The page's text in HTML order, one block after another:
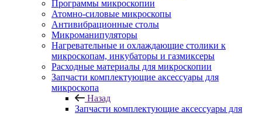
Программы микроскопии
Атомно-силовые микроскопы
Антивибрационные столы
Микроманипуляторы
Нагревательные и охлаждающие столики к
микроскопам, инкубаторы и газмиксеры
Расходные материалы для микроскопии
Запчасти комплектующие аксессуары для
микроскопа
Назад
Запчасти комплектующие аксессуары для